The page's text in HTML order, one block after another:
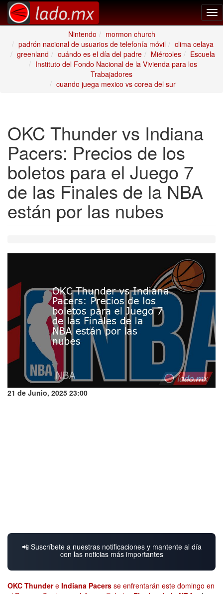
Nintendo
mormon church
padrón nacional de usuarios de telefonía móvil
clima celaya
greenland
cuándo es el día del padre Miércoles
Escuela
Instituto del Fondo Nacional de la Vivienda para los
Trabajadores
cuando juega mexico vs corea del sur
OKC Thunder vs Indiana
Pacers: Precios de los
boletos para el Juego 7
de las Finales de la NBA
están por las nubes
21 de Junio, 2025 23:00
📲 Suscríbete a nuestras notificaciones y mantente al día
con las noticias más importantes
OKC Thundere Indiana Pacers se enfrentarán este domingo en